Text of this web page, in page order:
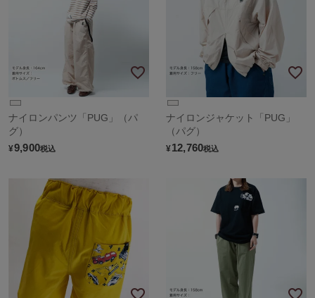
ナイロンパンツ「PUG」（パ
グ）
¥9,900税込
ナイロンジャケット「PUG」
（パグ）
¥12,760税込